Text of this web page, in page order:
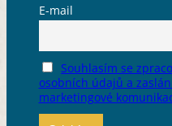
E-mail
Souhlasím se
osobních údajů a
marketingové